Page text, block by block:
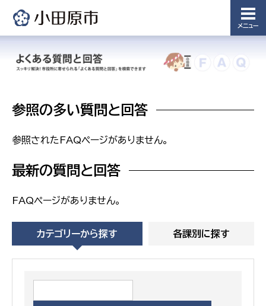
メニュー
浄水管理
農業委
員会事
農業委員
議会局
課
参照の多い質問と回答
参照されたFAQページがありません。
最新の質問と回答
FAQページがありません。
カテゴリーから探す 各課別に探す